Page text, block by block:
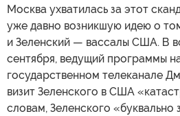
Москва ухватилась за этот
уже давно возникшую идею о
и Зеленский — вассалы США. В
сентября, ведущий программы
государственном телеканале
визит Зеленского в США
словам, Зеленского «буквально